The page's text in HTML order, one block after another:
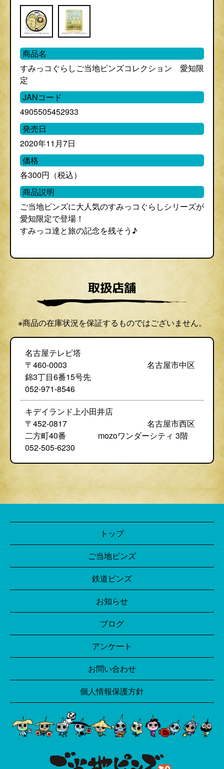
商品名
すみっコぐらしご当地ピンズコレクション 愛知限
定
JANコード
4905505452933
発売日
2020年11月7日
価格
各300円（税込）
商品説明
ご当地ピンズに大人気のすみっコぐらしシリーズが
愛知限定で登場！
すみっコ達と旅の記念を残そう♪
取扱店舗
※商品の在庫状況を保証するものではございません。
名古屋テレビ塔
〒460-0003 名古屋市中区
錦3丁目6番15号先
052-971-8546
キデイランド上小田井店
〒452-0817 名古屋市西区
二方町40番 mozoワンダーシティ 3階
052-505-6230
トップ
ご当地ピンズ
鉄道ピンズ
お知らせ
ブログ
アンケート
お問い合わせ
個人情報保護方針